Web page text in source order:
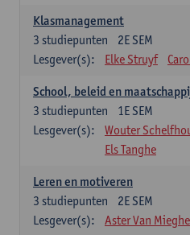
Klasmanagement
2E SEM
3 studiepunten
Lesgever(s):
Elke Struyf
School, beleid en
1E SEM
3 studiepunten
Lesgever(s):
Wouter
Els Tanghe
Leren en motiveren
2E SEM
3 studiepunten
Lesgever(s):
Aster Van